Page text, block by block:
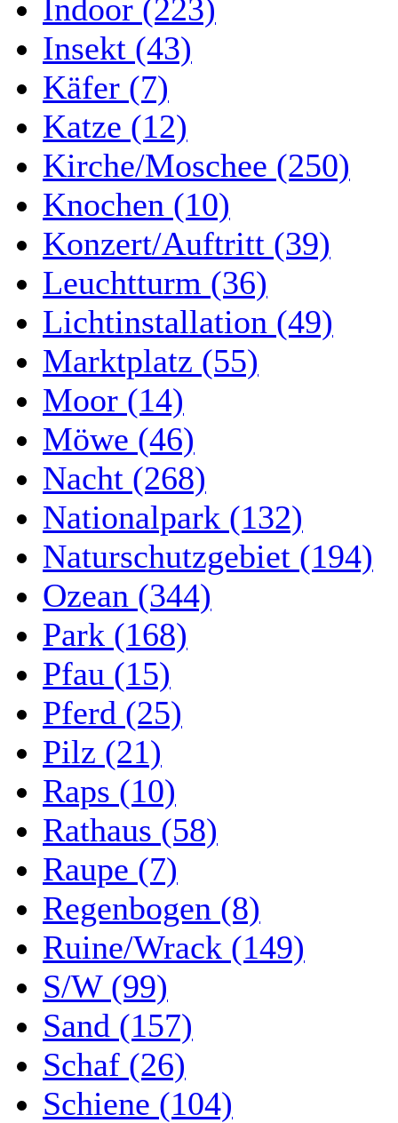
Indoor (223)
Insekt (43)
Käfer (7)
Katze (12)
Kirche/Moschee (250)
Knochen (10)
Konzert/Auftritt (39)
Leuchtturm (36)
Lichtinstallation (49)
Marktplatz (55)
Moor (14)
Möwe (46)
Nacht (268)
Nationalpark (132)
Naturschutzgebiet (194)
Ozean (344)
Park (168)
Pfau (15)
Pferd (25)
Pilz (21)
Raps (10)
Rathaus (58)
Raupe (7)
Regenbogen (8)
Ruine/Wrack (149)
S/W (99)
Sand (157)
Schaf (26)
Schiene (104)